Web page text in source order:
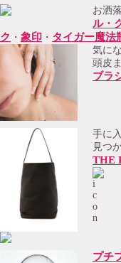
お洒
ル・
ク ・ 象印 ・ タイガー魔法
気に
頭皮
ブラ
手に
見つ
THE
プチ